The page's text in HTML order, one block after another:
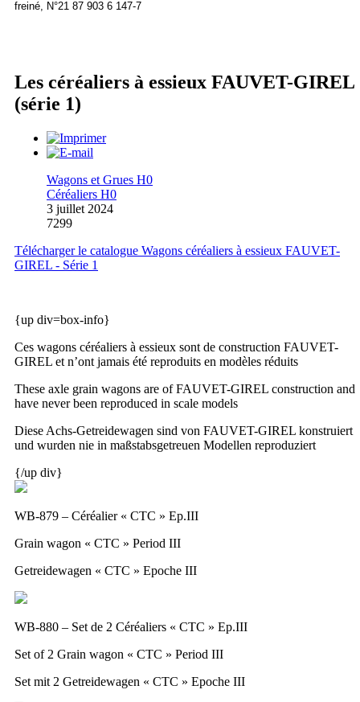
freiné, N°21 87 903 6 147-7
Les céréaliers à essieux FAUVET-GIREL
(série 1)
Wagons et Grues H0
Céréaliers H0
3 juillet 2024
7299
Télécharger le catalogue Wagons céréaliers à essieux FAUVET-
GIREL - Série 1
{up div=box-info}
Ces wagons céréaliers à essieux sont de construction FAUVET-
GIREL et n’ont jamais été reproduits en modèles réduits
These axle grain wagons are of FAUVET-GIREL construction and
have never been reproduced in scale models
Diese Achs-Getreidewagen sind von FAUVET-GIREL konstruiert
und wurden nie in maßstabsgetreuen Modellen reproduziert
{/up div}
WB-879 – Céréalier « CTC » Ep.III
Grain wagon « CTC » Period III
Getreidewagen « CTC » Epoche III
WB-880 – Set de 2 Céréaliers « CTC » Ep.III
Set of 2 Grain wagon « CTC » Period III
Set mit 2 Getreidewagen « CTC » Epoche III